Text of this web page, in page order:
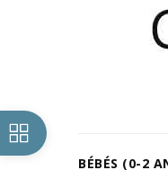
BÉBÉS (0-2